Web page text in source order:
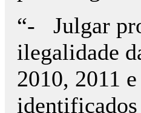
“- Julgar
ilegalidade
2010, 2011
identificados